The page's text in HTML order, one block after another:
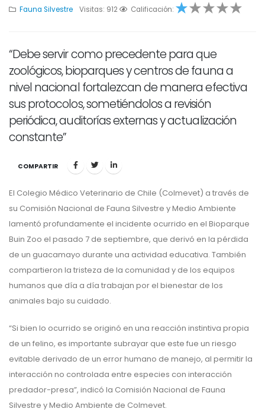
Fauna Silvestre Visitas: 912 Calificación:
1 1 2 3 4
“Debe servir como precedente para que
zoológicos, bioparques y centros de fauna a
nivel nacional fortalezcan de manera efectiva
sus protocolos, sometiéndolos a revisión
periódica, auditorías externas y actualización
constante”
COMPARTIR
El Colegio Médico Veterinario de Chile (Colmevet) a través de
su Comisión Nacional de Fauna Silvestre y Medio Ambiente
lamentó profundamente el incidente ocurrido en el Bioparque
Buin Zoo el pasado 7 de septiembre, que derivó en la pérdida
de un guacamayo durante una actividad educativa. También
compartieron la tristeza de la comunidad y de los equipos
humanos que día a día trabajan por el bienestar de los
animales bajo su cuidado.
“Si bien lo ocurrido se originó en una reacción instintiva propia
de un felino, es importante subrayar que este fue un riesgo
evitable derivado de un error humano de manejo, al permitir la
interacción no controlada entre especies con interacción
predador-presa”, indicó la Comisión Nacional de Fauna
Silvestre y Medio Ambiente de Colmevet.